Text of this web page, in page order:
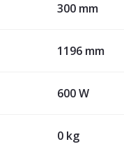
300 mm
1196 mm
600 W
0 kg